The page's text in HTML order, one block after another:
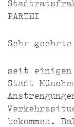
PARTEI
Sehr geehrte
seit einigen
Stadt
bekommen.